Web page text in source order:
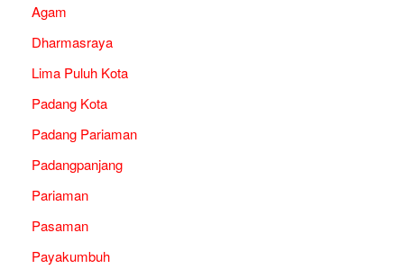
Agam
Dharmasraya
Lima Puluh Kota
Padang Kota
Padang Pariaman
Padangpanjang
Pariaman
Pasaman
Payakumbuh